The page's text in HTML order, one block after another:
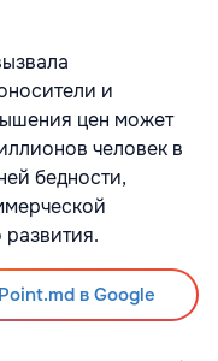
и
цен может
человек в
бедности,
в Google